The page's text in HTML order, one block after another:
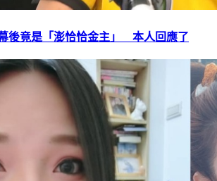
後竟是「澎恰恰金主」 本人回應了